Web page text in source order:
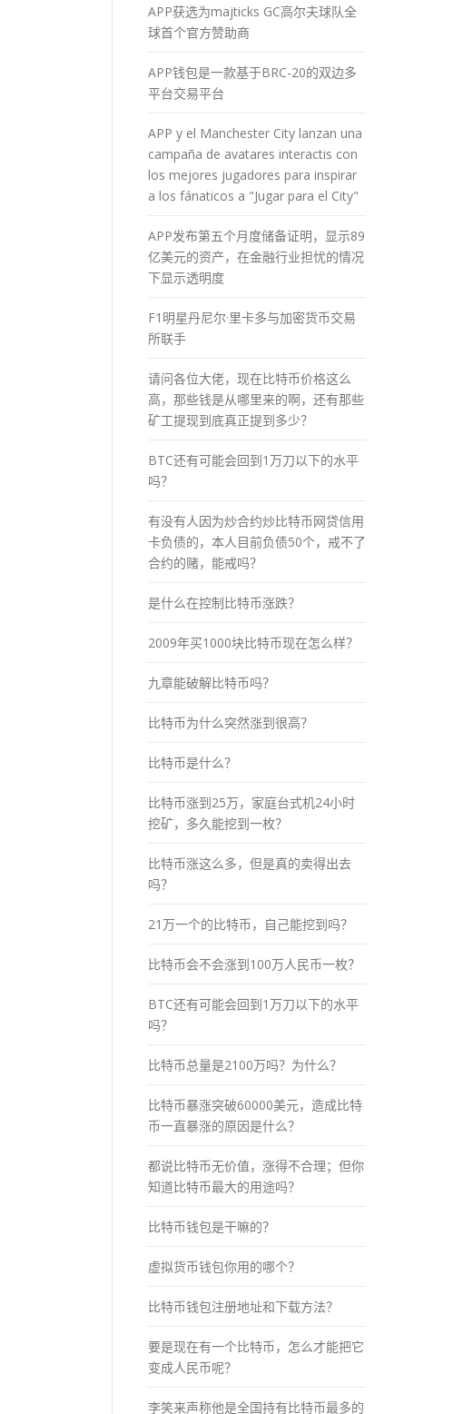
APP获选为majticks GC高尔夫球队全
球首个官方赞助商
APP钱包是一款基于BRC-20的双边多
平台交易平台
APP y el Manchester City lanzan una
campaña de avatares interactis con
los mejores jugadores para inspirar
a los fánaticos a "Jugar para el City"
APP发布第五个月度储备证明，显示89
亿美元的资产，在金融行业担忧的情况
下显示透明度
F1明星丹尼尔·里卡多与加密货币交易
所联手
请问各位大佬，现在比特币价格这么
高，那些钱是从哪里来的啊，还有那些
矿工提现到底真正提到多少？
BTC还有可能会回到1万刀以下的水平
吗？
有没有人因为炒合约炒比特币网贷信用
卡负债的，本人目前负债50个，戒不了
合约的赌，能戒吗？
是什么在控制比特币涨跌？
2009年买1000块比特币现在怎么样？
九章能破解比特币吗？
比特币为什么突然涨到很高？
比特币是什么？
比特币涨到25万，家庭台式机24小时
挖矿，多久能挖到一枚？
比特币涨这么多，但是真的卖得出去
吗？
21万一个的比特币，自己能挖到吗？
比特币会不会涨到100万人民币一枚？
BTC还有可能会回到1万刀以下的水平
吗？
比特币总量是2100万吗？为什么？
比特币暴涨突破60000美元，造成比特
币一直暴涨的原因是什么？
都说比特币无价值，涨得不合理；但你
知道比特币最大的用途吗？
比特币钱包是干嘛的？
虚拟货币钱包你用的哪个？
比特币钱包注册地址和下载方法？
要是现在有一个比特币，怎么才能把它
变成人民币呢？
李笑来声称他是全国持有比特币最多的